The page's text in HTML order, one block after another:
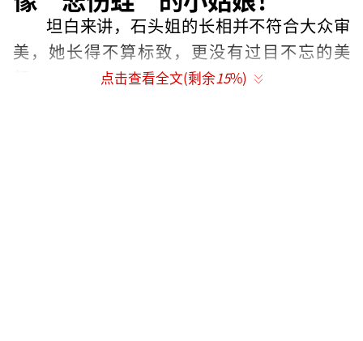
坦白来讲，石头姐的长相并不符合大众审
美，她长得不算标致，更没有过目不忘的美
点击查看全文(剩余15%)